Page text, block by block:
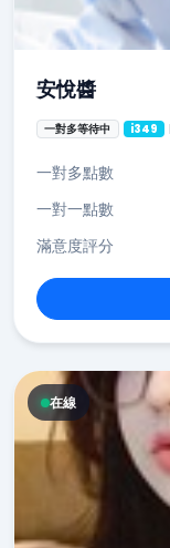
安悅醬
一對多等待中 i349
一對多點數
一對一點數
滿意度評分
在線